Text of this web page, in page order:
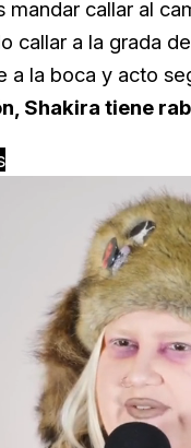
callar al
callar a la grada
a la boca y acto
Shakira tiene